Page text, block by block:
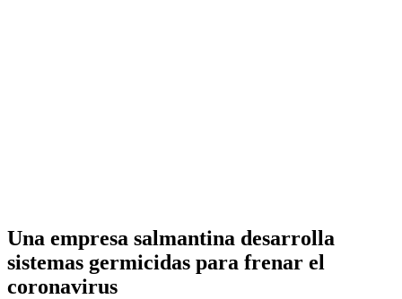
Una empresa salmantina desarrolla
sistemas germicidas para frenar el
coronavirus